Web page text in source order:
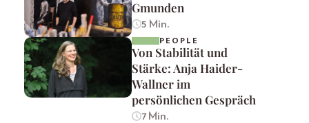
Gmunden
5 Min.
PEOPLE
Von Stabilität und
Stärke: Anja Haider-
Wallner im
persönlichen Gespräch
7 Min.